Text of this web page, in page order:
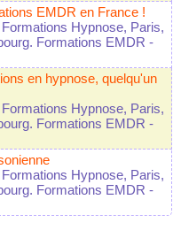
EMDR en France !
Hypnose, Paris,
Formations EMDR -
en hypnose, quelqu'un
Hypnose, Paris,
Formations EMDR -
Hypnose, Paris,
Formations EMDR -